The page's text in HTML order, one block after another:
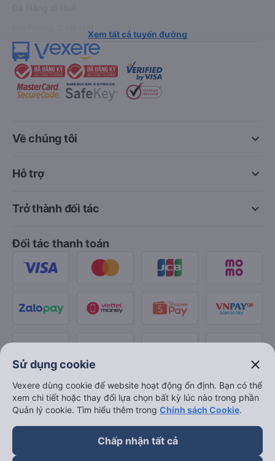
Xem tất cả tuyến đường
keyboard_arrow_down
Về chúng tôi
keyboard_arrow_down
Hỗ trợ
keyboard_arrow_down
Trở thành đối tác
Đối tác thanh toán
Sử dụng cookie close
Vexere dùng cookie để website hoạt động ổn định. Bạn có thể
xem chi tiết hoặc thay đổi lựa chọn bất kỳ lúc nào trong phần
Quản lý cookie. Tìm hiểu thêm trong Chính sách Cookie.
Chấp nhận tất cả